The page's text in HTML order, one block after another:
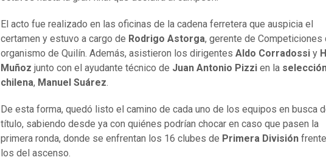
El acto fue realizado en las oficinas de la cadena ferretera que auspicia el
certamen y estuvo a cargo de Rodrigo Astorga, gerente de Competiciones
organismo de Quilín. Además, asistieron los dirigentes Aldo Corradossi y
Muñoz junto con el ayudante técnico de Juan Antonio Pizzi en la
chilena, Manuel Suárez.
De esta forma, quedó listo el camino de cada uno de los equipos en busca
título, sabiendo desde ya con quiénes podrían chocar en caso que pasen la
primera ronda, donde se enfrentan los 16 clubes de Primera División
los del ascenso.